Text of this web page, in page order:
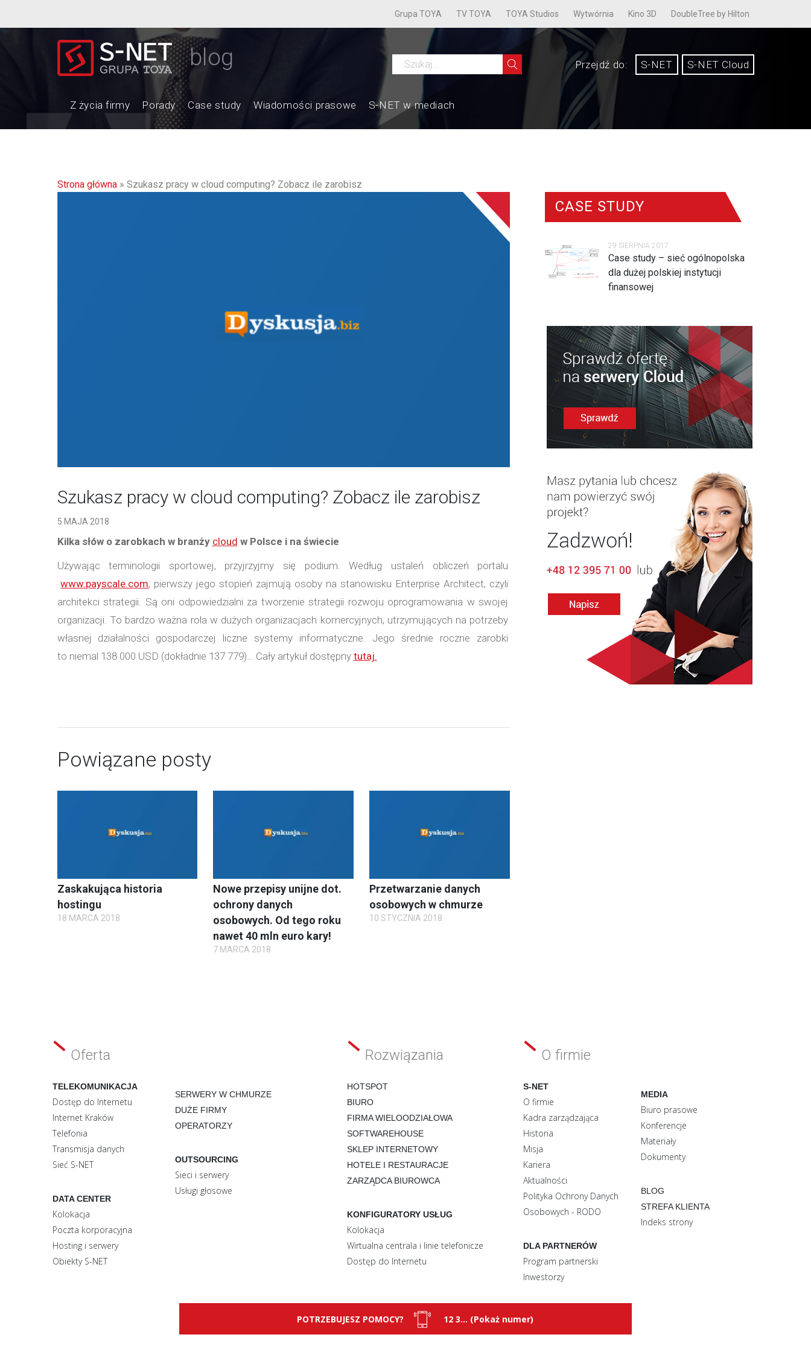
Grupa TOYA TV TOYA TOYA Studios Wytwórnia Kino 3D DoubleTree by Hilton
blog Przejdź do: S-NET S-NET Cloud
Z życia firmy Porady Case study Wiadomości prasowe S-NET w mediach
Strona główna» Szukasz pracy w cloud computing? Zobacz ile zarobisz
Szukasz pracy w cloud computing? Zobacz ile zarobisz
5 MAJA 2018
Kilka słów o zarobkach w branży cloud w Polsce i na świecie
Używając terminologii sportowej, przyjrzyjmy się podium. Według ustaleń obliczeń portalu
www.payscale.com, pierwszy jego stopień zajmują osoby na stanowisku Enterprise Architect, czyli
architekci strategii. Są oni odpowiedzialni za tworzenie strategii rozwoju oprogramowania w swojej
organizacji. To bardzo ważna rola w dużych organizacjach komercyjnych, utrzymujących na potrzeby
własnej działalności gospodarczej liczne systemy informatyczne. Jego średnie roczne zarobki
to niemal 138 000 USD (dokładnie 137 779)… Cały artykuł dostępny tutaj.
Powiązane posty
Zaskakująca historia
hostingu
18 MARCA 2018
Nowe przepisy unijne dot.
ochrony danych
osobowych. Od tego roku
nawet 40 mln euro kary!
7 MARCA 2018
Przetwarzanie danych
osobowych w chmurze
10 STYCZNIA 2018
CASE STUDY
29 SIERPNIA 2017
Case study – sieć ogólnopolska
dla dużej polskiej instytucji
finansowej
Oferta
TELEKOMUNIKACJA
Dostęp do Internetu
Internet Kraków
Telefonia
Transmisja danych
Sieć S-NET
DATA CENTER
Kolokacja
Poczta korporacyjna
Hosting i serwery
Obiekty S-NET
SERWERY W CHMURZE
DUŻE FIRMY
OPERATORZY
OUTSOURCING
Sieci i serwery
Usługi głosowe
Rozwiązania
HOTSPOT
BIURO
FIRMA WIELOODZIAŁOWA
SOFTWAREHOUSE
SKLEP INTERNETOWY
HOTELE I RESTAURACJE
ZARZĄDCA BIUROWCA
KONFIGURATORY USŁUG
Kolokacja
Wirtualna centrala i linie telefonicze
Dostęp do Internetu
O firmie
S-NET
O firmie
Kadra zarządzająca
Historia
Misja
Kariera
Aktualności
Polityka Ochrony Danych
Osobowych - RODO
DLA PARTNERÓW
Program partnerski
Inwestorzy
MEDIA
Biuro prasowe
Konferencje
Materiały
Dokumenty
BLOG
STREFA KLIENTA
Indeks strony
POTRZEBUJESZ POMOCY? 12 3... (Pokaż numer)